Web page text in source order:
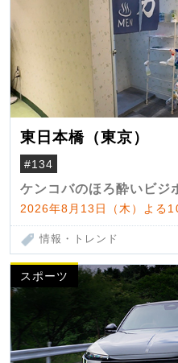
東日本橋（東京）
#134
ケンコバのほろ酔いビジ
2026年8月13日（木）よる
情報・トレンド
スポーツ